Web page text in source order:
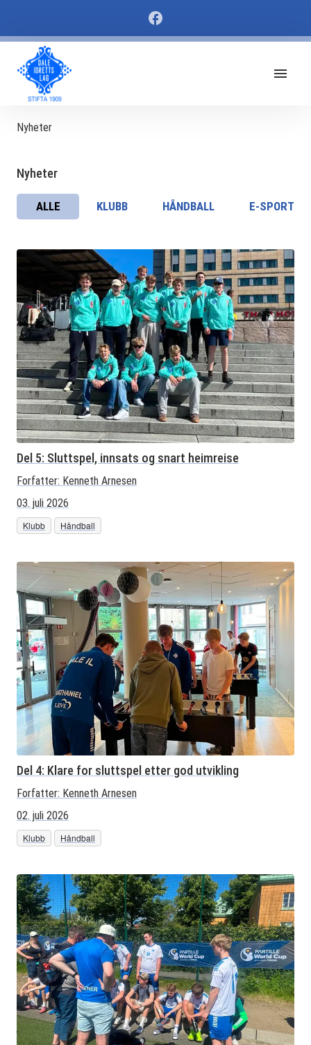
Nyheter
Nyheter
ALLE KLUBB HÅNDBALL E-SPORT
Del 5: Sluttspel, innsats og snart heimreise
Forfatter: Kenneth Arnesen
03. juli 2026
Klubb Håndball
Del 4: Klare for sluttspel etter god utvikling
Forfatter: Kenneth Arnesen
02. juli 2026
Klubb Håndball